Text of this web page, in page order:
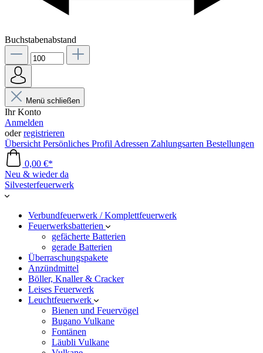
Buchstabenabstand
Menü schließen
Ihr Konto
Anmelden
oderregistrieren
Übersicht Persönliches Profil Adressen Zahlungsarten Bestellungen
0,00 €*
Neu & wieder da
Silvesterfeuerwerk
Verbundfeuerwerk / Komplettfeuerwerk
Feuerwerksbatterien
gefächerte Batterien
gerade Batterien
Überraschungspakete
Anzündmittel
Böller, Knaller & Cracker
Leises Feuerwerk
Leuchtfeuerwerk
Bienen und Feuervögel
Bugano Vulkane
Fontänen
Läubli Vulkane